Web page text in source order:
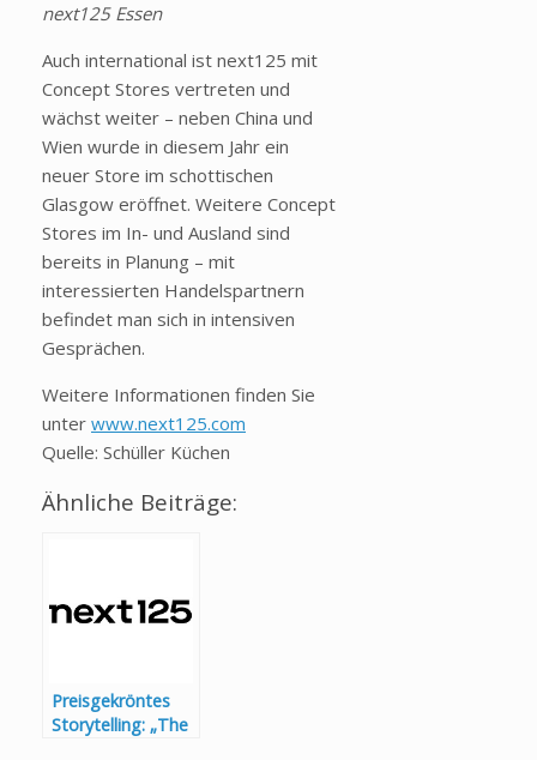
next125 Essen
Auch international ist next125 mit
Concept Stores vertreten und
wächst weiter – neben China und
Wien wurde in diesem Jahr ein
neuer Store im schottischen
Glasgow eröffnet. Weitere Concept
Stores im In- und Ausland sind
bereits in Planung – mit
interessierten Handelspartnern
befindet man sich in intensiven
Gesprächen.
Weitere Informationen finden Sie
unter www.next125.com
Quelle: Schüller Küchen
Ähnliche Beiträge:
Preisgekröntes
Storytelling: „The